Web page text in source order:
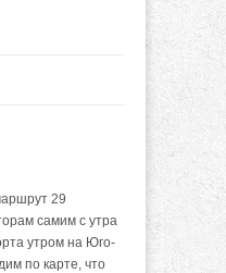
29
самим с утра
утром на Юго-
по карте, что